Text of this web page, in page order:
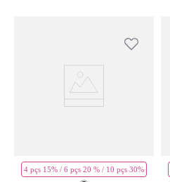
4 pçs 15% / 6 pçs 20 % / 10 pçs 30%